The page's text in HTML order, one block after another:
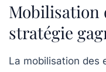
Mobilisation
stratégie
La mobilisation des